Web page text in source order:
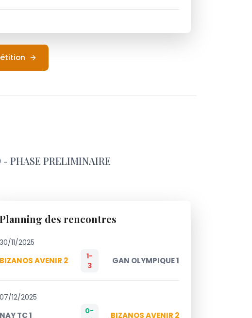
PHASE PRELIMINAIRE
Planning des rencontres
30/11/2025
BIZANOS AVENIR 2
1-
3
GAN OLYMPIQUE 1
07/12/2025
NAY TC 1
0-
BIZANOS AVENIR 2